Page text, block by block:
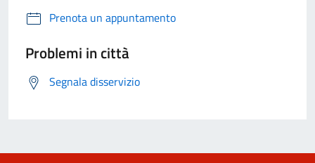
Prenota un appuntamento
Problemi in città
Segnala disservizio